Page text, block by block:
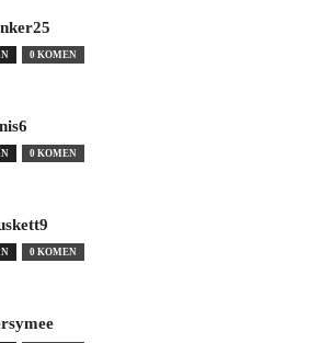
0 KOMEN
0 KOMEN
0 KOMEN